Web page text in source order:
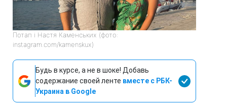
Потап і Настя Каменських (фото:
instagram.com/kamenskux)
Будь в курсе, а не в шоке! Добавь
содержание своей ленте вместе с РБК-
Украина в Google